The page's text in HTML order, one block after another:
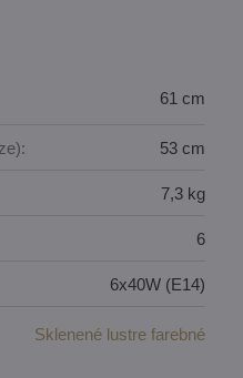
61 cm
53 cm
7,3 kg
6
6x40W (E14)
Sklenené lustre farebné